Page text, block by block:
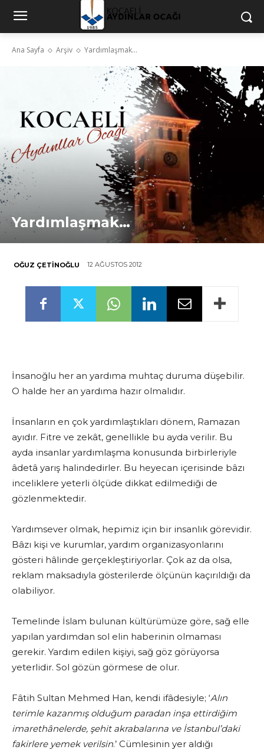
Ana Sayfa Arşiv Yardımlaşmak…
Yardımlaşmak…
OĞUZ ÇETINOĞLU 12 AĞUSTOS 2012
İnsanoğlu her an yardıma muhtaç duruma düşebilir.
O halde her an yardıma hazır olmalıdır.
İnsanların en çok yardımlaştıkları dönem, Ramazan
ayıdır. Fitre ve zekât, genellikle bu ayda verilir. Bu
ayda insanlar yardımlaşma konusunda birbirleriyle
âdetâ yarış halindedirler. Bu heyecan içerisinde bâzı
inceliklere yeterli ölçüde dikkat edilmediği de
gözlenmektedir.
Yardımsever olmak, hepimiz için bir insanlık görevidir.
Bâzı kişi ve kurumlar, yardım organizasyonlarını
gösteri hâlinde gerçekleştiriyorlar. Çok az da olsa,
reklam maksadıyla gösterilerde ölçünün kaçırıldığı da
olabiliyor.
Temelinde İslam bulunan kültürümüze göre, sağ elle
yapılan yardımdan sol elin haberinin olmaması
gerekir. Yardım edilen kişiyi, sağ göz görüyorsa
yeterlidir. Sol gözün görmese de olur.
Fâtih Sultan Mehmed Han, kendi ifâdesiyle; ‘Alın
terimle kazanmış olduğum paradan inşa ettirdiğim
imarethânelerde, şehit akrabalarına ve İstanbul’daki
fakirlere yemek verilsin.’ Cümlesinin yer aldığı